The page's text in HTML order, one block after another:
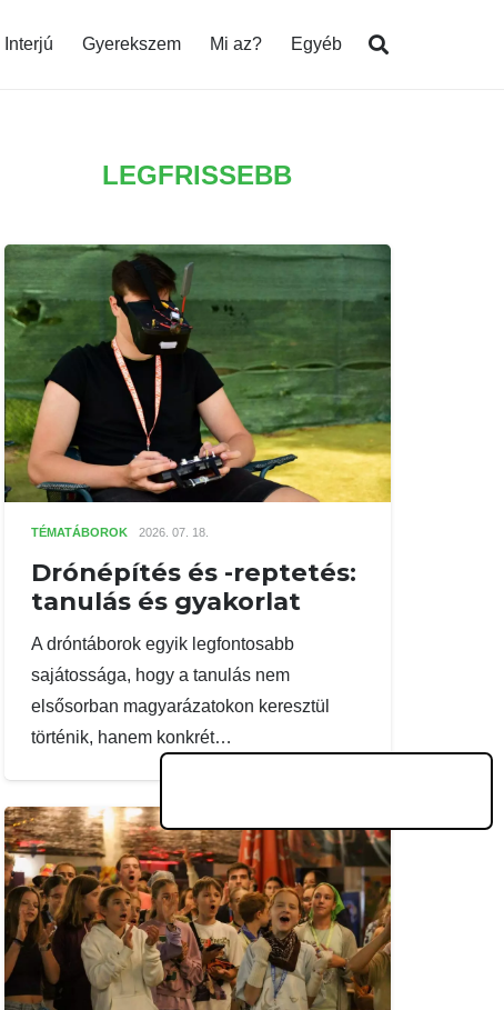
Interjú Gyerekszem Mi az? Egyéb
LEGFRISSEBB
TÉMATÁBOROK 2026. 07. 18.
Drónépítés és -reptetés:
tanulás és gyakorlat
A dróntáborok egyik legfontosabb
sajátossága, hogy a tanulás nem
elsősorban magyarázatokon keresztül
történik, hanem konkrét…